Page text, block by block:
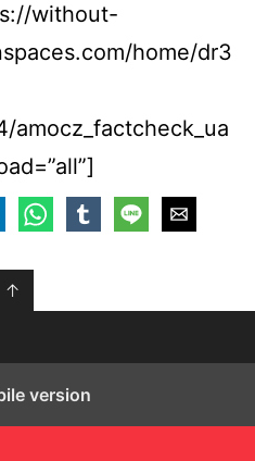
without-
home/dr3
↑
version